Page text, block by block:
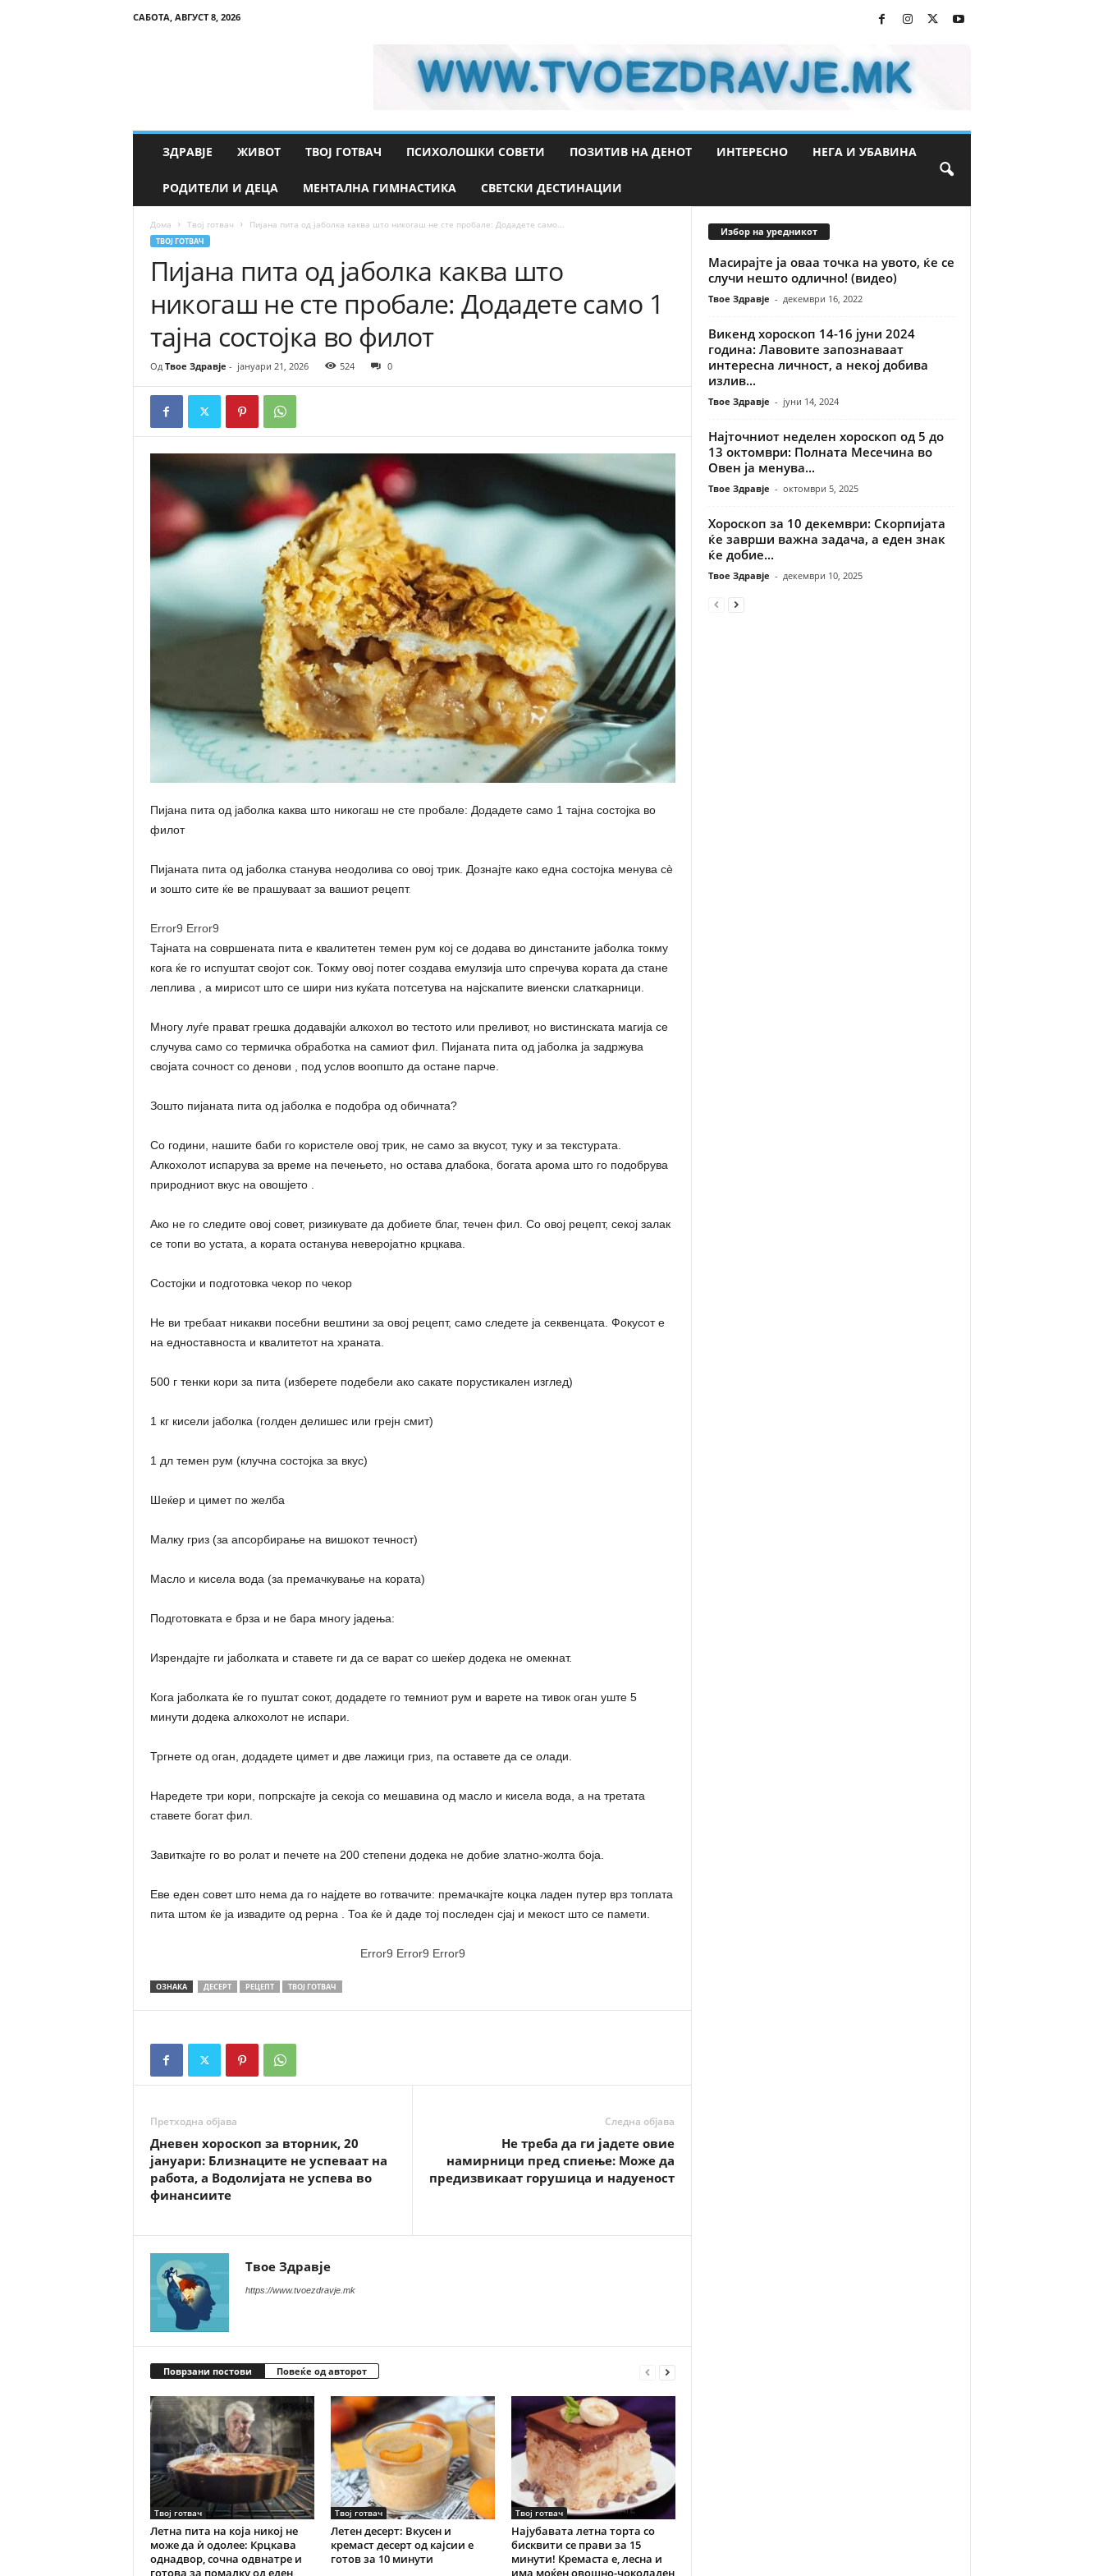
САБОТА, АВГУСТ 8, 2026
ЗДРАВЈЕ ЖИВОТ ТВОЈ ГОТВАЧ ПСИХОЛОШКИ СОВЕТИ ПОЗИТИВ НА ДЕНОТ ИНТЕРЕСНО НЕГА И УБАВИНА
РОДИТЕЛИ И ДЕЦА МЕНТАЛНА ГИМНАСТИКА СВЕТСКИ ДЕСТИНАЦИИ
Дома Твој готвач Пијана пита од јаболка каква што никогаш не сте пробале: Додадете само...
ТВОЈ ГОТВАЧ
Пијана пита од јаболка каква што
никогаш не сте пробале: Додадете само 1
тајна состојка во филот
Од Твое Здравје - јануари 21, 2026 524 0
Пијана пита од јаболка каква што никогаш не сте пробале: Додадете само 1 тајна состојка во
филот
Пијаната пита од јаболка станува неодолива со овој трик. Дознајте како една состојка менува сè
и зошто сите ќе ве прашуваат за вашиот рецепт.
Error9 Error9
Тајната на совршената пита е квалитетен темен рум кој се додава во динстаните јаболка токму
кога ќе го испуштат својот сок. Токму овој потег создава емулзија што спречува кората да стане
леплива , а мирисот што се шири низ куќата потсетува на најскапите виенски слаткарници.
Многу луѓе прават грешка додавајќи алкохол во тестото или преливот, но вистинската магија се
случува само со термичка обработка на самиот фил. Пијаната пита од јаболка ја задржува
својата сочност со денови , под услов воопшто да остане парче.
Зошто пијаната пита од јаболка е подобра од обичната?
Со години, нашите баби го користеле овој трик, не само за вкусот, туку и за текстурата.
Алкохолот испарува за време на печењето, но остава длабока, богата арома што го подобрува
природниот вкус на овошјето .
Ако не го следите овој совет, ризикувате да добиете благ, течен фил. Со овој рецепт, секој залак
се топи во устата, а кората останува неверојатно крцкава.
Состојки и подготовка чекор по чекор
Не ви требаат никакви посебни вештини за овој рецепт, само следете ја секвенцата. Фокусот е
на едноставноста и квалитетот на храната.
500 г тенки кори за пита (изберете подебели ако сакате порустикален изглед)
1 кг кисели јаболка (голден делишес или грејн смит)
1 дл темен рум (клучна состојка за вкус)
Шеќер и цимет по желба
Малку гриз (за апсорбирање на вишокот течност)
Масло и кисела вода (за премачкување на кората)
Подготовката е брза и не бара многу јадења:
Изрендајте ги јаболката и ставете ги да се варат со шеќер додека не омекнат.
Кога јаболката ќе го пуштат сокот, додадете го темниот рум и варете на тивок оган уште 5
минути додека алкохолот не испари.
Тргнете од оган, додадете цимет и две лажици гриз, па оставете да се олади.
Наредете три кори, попрскајте ја секоја со мешавина од масло и кисела вода, а на третата
ставете богат фил.
Завиткајте го во ролат и печете на 200 степени додека не добие златно-жолта боја.
Еве еден совет што нема да го најдете во готвачите: премачкајте коцка ладен путер врз топлата
пита штом ќе ја извадите од рерна . Тоа ќе ѝ даде тој последен сјај и мекост што се памети.
Error9 Error9 Error9
ОЗНАКА ДЕСЕРТ РЕЦЕПТ ТВОЈ ГОТВАЧ
Претходна објава
Дневен хороскоп за вторник, 20
јануари: Близнаците не успеваат на
работа, а Водолијата не успева во
финансиите
Следна објава
Не треба да ги јадете овие
намирници пред спиење: Може да
предизвикаат горушица и надуеност
Твое Здравје
https://www.tvoezdravje.mk
Поврзани постови Повеќе од авторот
Твој готвач
Летна пита на која никој не
може да ѝ одолее: Крцкава
однадвор, сочна одвнатре и
готова за помалку од еден
Твој готвач
Летен десерт: Вкусен и
кремаст десерт од кајсии е
готов за 10 минути
Твој готвач
Најубавата летна торта со
бисквити се прави за 15
минути! Кремаста е, лесна и
има моќен овошно-чоколаден
Избор на уредникот
Масирајте ја оваа точка на увото, ќе се
случи нешто одлично! (видео)
Твое Здравје - декември 16, 2022
Викенд хороскоп 14-16 јуни 2024
година: Лавовите запознаваат
интересна личност, а некој добива
излив...
Твое Здравје - јуни 14, 2024
Најточниот неделен хороскоп од 5 до
13 октомври: Полната Месечина во
Овен ја менува...
Твое Здравје - октомври 5, 2025
Хороскоп за 10 декември: Скорпијата
ќе заврши важна задача, а еден знак
ќе добие...
Твое Здравје - декември 10, 2025